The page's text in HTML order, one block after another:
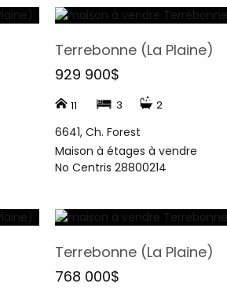
Terrebonne (La Plaine)
929 900$
11 3 2
6641, Ch. Forest
Maison à étages à vendre
No Centris 28800214
Terrebonne (La Plaine)
768 000$